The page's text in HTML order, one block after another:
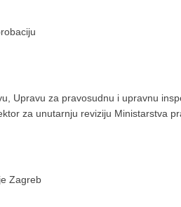
Upravu za pravosudnu i upravnu
za unutarnju reviziju Ministarstva
Zagreb